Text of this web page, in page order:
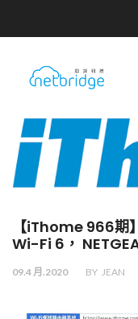
【iThome 966期
Wi-Fi 6，
09.4 月.2020 BY JEAN